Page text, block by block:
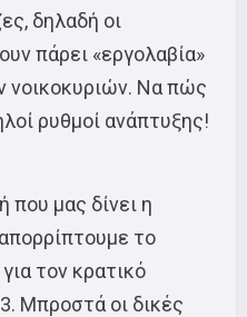
δηλαδή οι
πάρει «εργολαβία»
νοικοκυριών. Να πώς
ρυθμοί ανάπτυξης!
που μας δίνει η
το
τον κρατικό
Μπροστά οι δικές